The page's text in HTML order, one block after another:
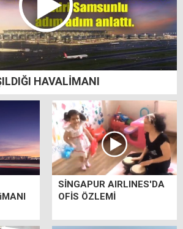
HAVALİMANI
SİNGAPUR AIRLINES'DA
OFİS ÖZLEMİ